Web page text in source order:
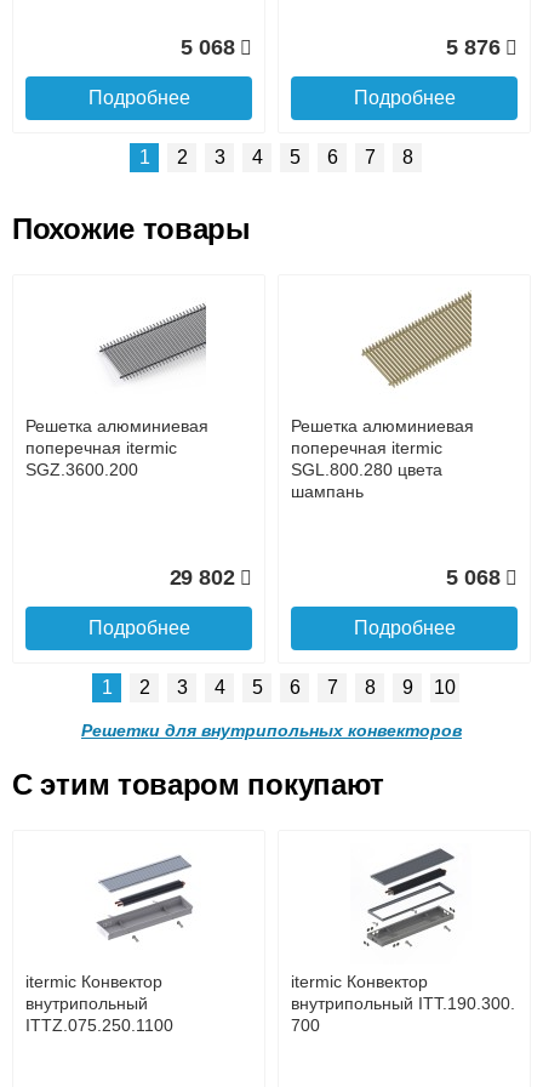
до подъезда
Подробнее о доставке
5 068
Подробнее
5 876
Подробнее
поперечная itermic
SGL.800.400 цвета
Решетка алюминиевая
поперечная itermic
SGL.900.160 цвета
шампань
Подробнее
Решетка алюминиевая
поперечная itermic
SGL.900.220 цвета
4 910
Подробнее
Решетка алюминиевая
SGL.900.280 цвета
5 702
Подробнее
1 2 3 4 5 6 7 8
Похожие товары
Решетка алюминиевая
поперечная itermic
SGZ.3600.200
29 802
Подробнее
Решетка алюминиевая
поперечная itermic
SGL.800.280 цвета
шампань
5 068
Подробнее
SGL.800.340 цвета
Подробнее
поперечная itermic
SGL.800.400 цвета
1 2 3 4 5 6 7 8 9 10
Решетки для внутрипольных конвекторов
C этим товаром покупают
itermic Конвектор
внутрипольный
ITTZ.075.250.1100
itermic Конвектор
внутрипольный ITT.190.300.
700